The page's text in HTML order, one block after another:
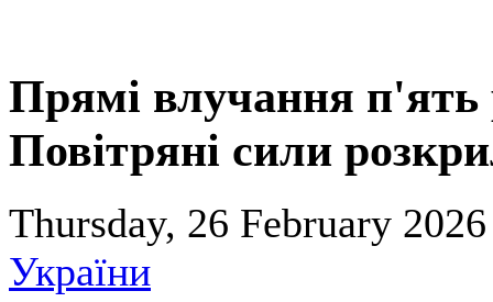
Прямі влучання п'ять
Повітряні сили
Thursday, 26 February
України